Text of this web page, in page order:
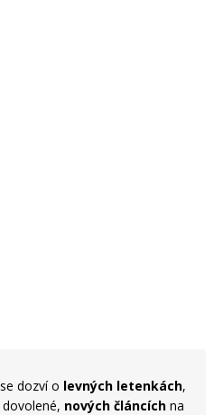
dozví o levných letenkách,
nových článcích na